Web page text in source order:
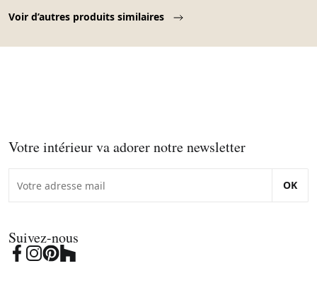
Voir d’autres produits similaires
Votre intérieur va adorer notre newsletter
OK
Suivez-nous